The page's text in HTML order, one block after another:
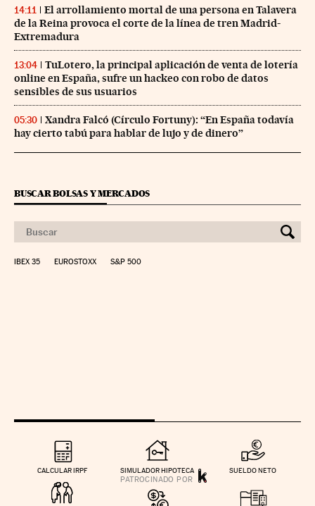
14:11
El arrollamiento mortal de una persona en Talavera
de la Reina provoca el corte de la línea de tren Madrid-
Extremadura
13:04
TuLotero, la principal aplicación de venta de lotería
online en España, sufre un hackeo con robo de datos
sensibles de sus usuarios
05:30
Xandra Falcó (Círculo Fortuny): “En España todavía
hay cierto tabú para hablar de lujo y de dinero”
BUSCAR BOLSAS Y MERCADOS
IBEX 35 EUROSTOXX S&P 500
CALCULAR IRPF SIMULADOR HIPOTECA SUELDO NETO